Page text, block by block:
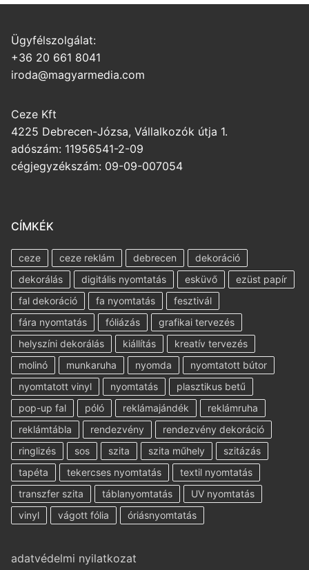
Ügyfélszolgálat:
+36 20 661 8041
iroda@magyarmedia.com
Ceze Kft
4225 Debrecen-Józsa, Vállalkozók útja 1.
adószám: 11956541-2-09
cégjegyzékszám: 09-09-007054
CÍMKÉK
ceze ceze reklám debrecen
dekoráció
dekorálás
digitális nyomtatás esküvő
ezüst papír
fal dekoráció
fa nyomtatás
fesztivál
fára nyomtatás
fóliázás
grafikai tervezés
helyszíni dekorálás
kiállítás
kreatív tervezés
molinó
munkaruha nyomda
nyomtatott bútor
nyomtatott vinyl
nyomtatás
plasztikus betű
pop-up fal
póló reklámajándék
reklámruha
reklámtábla
rendezvény
rendezvény dekoráció
ringlizés
sos szita szita műhely
szitázás
tapéta
tekercses nyomtatás
textil nyomtatás
transzfer szita
táblanyomtatás
UV nyomtatás
vinyl
vágott fólia óriásnyomtatás
adatvédelmi nyilatkozat